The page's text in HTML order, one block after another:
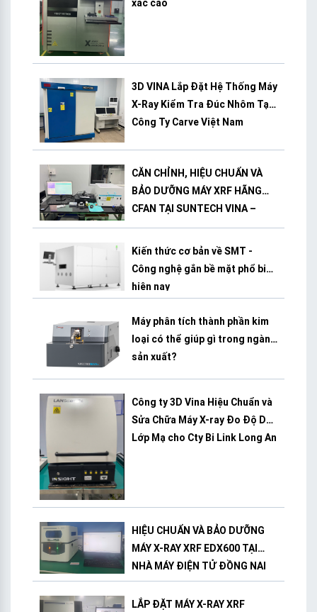
xác cao
3D VINA Lắp Đặt Hệ Thống Máy
X-Ray Kiểm Tra Đúc Nhôm Tại
Công Ty Carve Việt Nam
CĂN CHỈNH, HIỆU CHUẨN VÀ
BẢO DƯỠNG MÁY XRF HÃNG
CFAN TẠI SUNTECH VINA –
BÌNH DƯƠNG
Kiến thức cơ bản về SMT -
Công nghệ gắn bề mặt phổ biến
hiện nay
Máy phân tích thành phần kim
loại có thể giúp gì trong ngành
sản xuất?
Công ty 3D Vina Hiệu Chuẩn và
Sửa Chữa Máy X-ray Đo Độ Dày
Lớp Mạ cho Cty Bi Link Long An
HIỆU CHUẨN VÀ BẢO DƯỠNG
MÁY X-RAY XRF EDX600 TẠI
NHÀ MÁY ĐIỆN TỬ ĐỒNG NAI
LẮP ĐẶT MÁY X-RAY XRF